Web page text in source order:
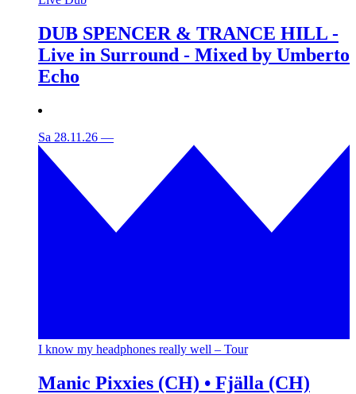
DUB SPENCER & TRANCE HILL -
Live in Surround - Mixed by Umberto
Echo
Sa 28.11.26 —
I know my headphones really well – Tour
Manic Pixxies (CH) • Fjälla (CH)